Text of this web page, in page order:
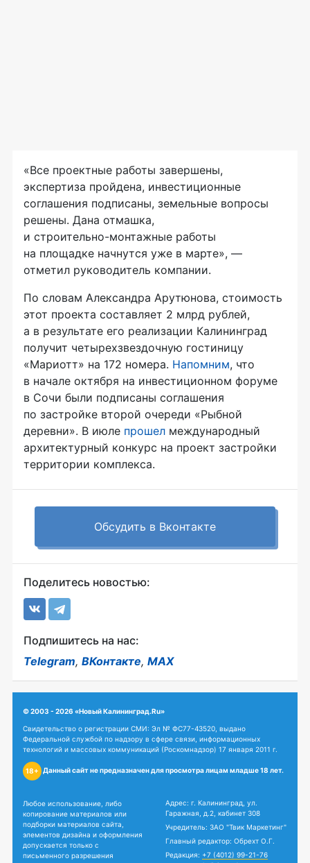
«Все проектные работы завершены,
экспертиза пройдена, инвестиционные
соглашения подписаны, земельные вопросы
решены. Дана отмашка,
и строительно-монтажные работы
на площадке начнутся уже в марте», —
отметил руководитель компании.
По словам Александра Арутюнова, стоимость
этот проекта составляет 2 млрд рублей,
а в результате его реализации Калининград
получит четырехзвездочную гостиницу
«Мариотт» на 172 номера. Напомним, что
в начале октября на инвестиционном форуме
в Сочи были подписаны соглашения
по застройке второй очереди «Рыбной
деревни». В июле прошел международный
архитектурный конкурс на проект застройки
территории комплекса.
Обсудить в Вконтакте
Поделитесь новостью:
Подпишитесь на нас:
Telegram, ВКонтакте, MAX
© 2003 - 2026 «Новый Калининград.Ru»
Свидетельство о регистрации СМИ: Эл № ФС77-43520, выдано
Федеральной службой по надзору в сфере связи, информационных
технологий и массовых коммуникаций (Роскомнадзор) 17 января 2011 г.
18+ Данный сайт не предназначен для просмотра лицам младше 18 лет.
Любое использование, либо
копирование материалов или
подборки материалов сайта,
элементов дизайна и оформления
допускается только с
письменного разрешения
Адрес: г. Калининград, ул.
Гаражная, д.2, кабинет 308
Учредитель: ЗАО "Твик Маркетинг"
Главный редактор: Обрехт О.Г.
Редакция: +7 (4012) 99-21-76